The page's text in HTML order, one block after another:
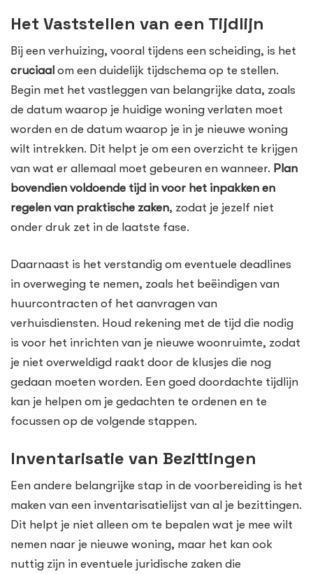
Het Vaststellen van een Tijdlijn
Bij een verhuizing, vooral tijdens een scheiding, is het
cruciaal om een duidelijk tijdschema op te stellen.
Begin met het vastleggen van belangrijke data, zoals
de datum waarop je huidige woning verlaten moet
worden en de datum waarop je in je nieuwe woning
wilt intrekken. Dit helpt je om een overzicht te krijgen
van wat er allemaal moet gebeuren en wanneer. Plan
bovendien voldoende tijd in voor het inpakken en
regelen van praktische zaken, zodat je jezelf niet
onder druk zet in de laatste fase.
Daarnaast is het verstandig om eventuele deadlines
in overweging te nemen, zoals het beëindigen van
huurcontracten of het aanvragen van
verhuisdiensten. Houd rekening met de tijd die nodig
is voor het inrichten van je nieuwe woonruimte, zodat
je niet overweldigd raakt door de klusjes die nog
gedaan moeten worden. Een goed doordachte tijdlijn
kan je helpen om je gedachten te ordenen en te
focussen op de volgende stappen.
Inventarisatie van Bezittingen
Een andere belangrijke stap in de voorbereiding is het
maken van een inventarisatielijst van al je bezittingen.
Dit helpt je niet alleen om te bepalen wat je mee wilt
nemen naar je nieuwe woning, maar het kan ook
nuttig zijn in eventuele juridische zaken die